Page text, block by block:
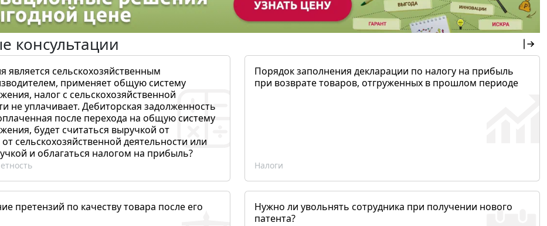
консультации
является сельскохозяйственным
применяет общую систему
налог с сельскохозяйственной
не уплачивает. Дебиторская задолженность
после перехода на общую систему
будет считаться выручкой от
сельскохозяйственной деятельности или
и облагаться налогом на прибыль?
Порядок заполнения декларации по налогу на прибыль
при возврате товаров, отгруженных в прошлом периоде
Налоги
претензий по качеству товара после его
Нужно ли увольнять сотрудника при получении нового
патента?